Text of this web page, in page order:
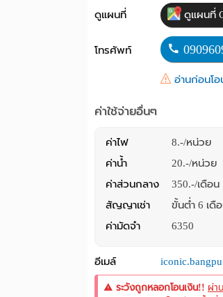
ดูแผนที่ ดูแผนที่
โทรศัพท์
อ่านก่อนโอ
ค่าใช้จ่ายอื่นๆ
ค่าไฟ
8.-/หน่วย
ค่าน้ำ
20.-/หน่วย
ค่าส่วนกลาง
350.-/เดือน
สัญญาเช่า
ขั้นต่ำ 6 เดื
ค่ามัดจำ
6350
อีเมล์
ระวังถูกหลอกโอนเงิน!! ผ่าน